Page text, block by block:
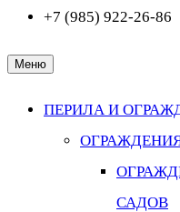
+7 (985) 922-26-86
Меню
ПЕРИЛА И
САДОВ